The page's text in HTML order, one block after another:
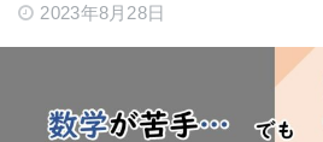
2023年8月28日